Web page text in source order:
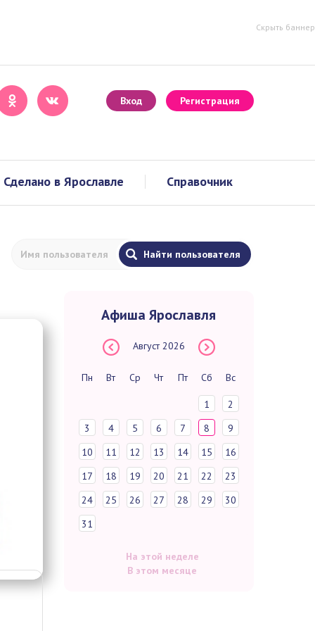
Скрыть баннер
Вход Регистрация
Сделано в Ярославле Справочник
Афиша Ярославля
Август 2026
Пн Вт Ср Чт Пт Сб Вс
1
2
3
4 5 6 7 8
9
10
11 12 13 14 15
16
17
18 19 20 21 22
23
24
25 26 27 28 29
30
31
На этой неделе
В этом месяце